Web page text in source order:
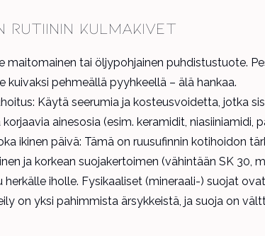
rutiinin kulmakivet
maitomainen tai öljypohjainen puhdistustuote.
kuivaksi pehmeällä pyyhkeellä – älä hankaa.
Käytä seerumia ja kosteusvoidetta, jotka
ainesosia (esim. keramidit, niasiiniamidi,
ikinen päivä: Tämä on ruusufinnin kotihoidon
ja korkean suojakertoimen (vähintään SK 30,
herkälle iholle. Fysikaaliset (mineraali-) suojat
on yksi pahimmista ärsykkeistä, ja suoja on